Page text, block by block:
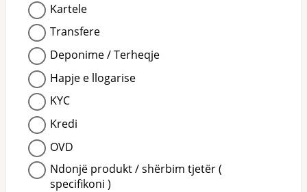
Kartele
Transfere
Deponime / Terheqje
Hapje e llogarise
KYC
Kredi
OVD
Ndonjë produkt / shërbim tjetër (
specifikoni )